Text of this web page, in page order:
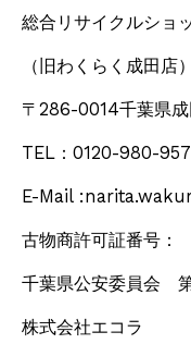
総合リサイクルショ
（旧わくらく成田店）
〒286-0014千葉県
TEL：0120-980-957
E-Mail
古物商許可証番号：
千葉県公安委員会
株式会社エコラ